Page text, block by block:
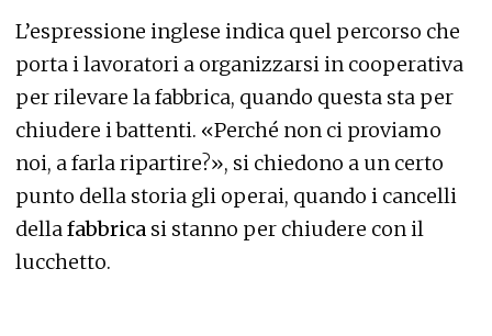
L’espressione inglese indica quel percorso che
porta i lavoratori a organizzarsi in cooperativa
per rilevare la fabbrica, quando questa sta per
chiudere i battenti. «Perché non ci proviamo
noi, a farla ripartire?», si chiedono a un certo
punto della storia gli operai, quando i cancelli
della fabbrica si stanno per chiudere con il
lucchetto.